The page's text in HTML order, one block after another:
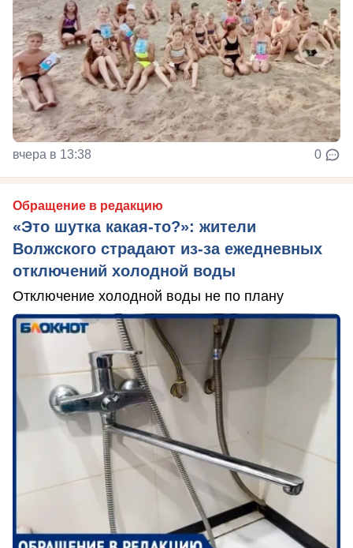
вчера в 13:38 0
Обращение в редакцию
«Это шутка какая-то?»: жители
Волжского страдают из‑за ежедневных
отключений холодной воды
Отключение холодной воды не по плану